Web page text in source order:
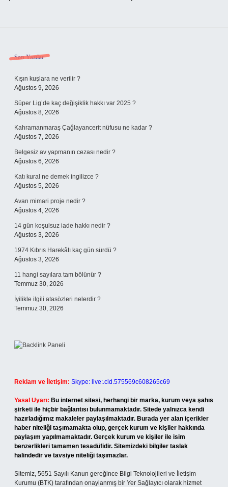
Sidebar
Son Yazılar
Kışın kuşlara ne verilir ?
Ağustos 9, 2026
Süper Lig’de kaç değişiklik hakkı var 2025 ?
Ağustos 8, 2026
Kahramanmaraş Çağlayancerit nüfusu ne kadar ?
Ağustos 7, 2026
Belgesiz av yapmanın cezası nedir ?
Ağustos 6, 2026
Katı kural ne demek ingilizce ?
Ağustos 5, 2026
Avan mimari proje nedir ?
Ağustos 4, 2026
14 gün koşulsuz iade hakkı nedir ?
Ağustos 3, 2026
1974 Kıbrıs Harekâtı kaç gün sürdü ?
Ağustos 3, 2026
11 hangi sayılara tam bölünür ?
Temmuz 30, 2026
İyilikle ilgili atasözleri nelerdir ?
Temmuz 30, 2026
Reklam ve İletişim: Skype: live:.cid.575569c608265c69
Yasal Uyarı: Bu internet sitesi, herhangi bir marka, kurum veya şahıs
şirketi ile hiçbir bağlantısı bulunmamaktadır. Sitede yalnızca kendi
hazırladığımız makaleler paylaşılmaktadır. Burada yer alan içerikler
haber niteliği taşımamakta olup, gerçek kurum ve kişiler hakkında
paylaşım yapılmamaktadır. Gerçek kurum ve kişiler ile isim
benzerlikleri tamamen tesadüfidir. Sitemizdeki bilgiler taslak
halindedir ve tavsiye niteliği taşımazlar.
Sitemiz, 5651 Sayılı Kanun gereğince Bilgi Teknolojileri ve İletişim
Kurumu (BTK) tarafından onaylanmış bir Yer Sağlayıcı olarak hizmet